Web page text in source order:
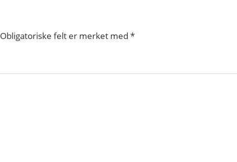
Obligatoriske felt er merket med *